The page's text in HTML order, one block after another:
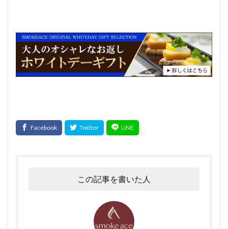
この記事を書いた人